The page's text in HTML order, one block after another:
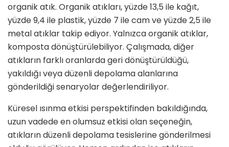
organik atık. Organik atıkları, yüzde 13,5 ile kağıt,
yüzde 9,4 ile plastik, yüzde 7 ile cam ve yüzde 2,5 ile
metal atıklar takip ediyor. Yalnızca organik atıklar,
komposta dönüştürülebiliyor. Çalışmada, diğer
atıkların farklı oranlarda geri dönüştürüldüğü,
yakıldığı veya düzenli depolama alanlarına
gönderildiği senaryolar değerlendiriliyor.
Küresel ısınma etkisi perspektifinden bakıldığında,
uzun vadede en olumsuz etkisi olan seçeneğin,
atıkların düzenli depolama tesislerine gönderilmesi